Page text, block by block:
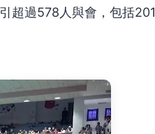
超過578人與會，包括201